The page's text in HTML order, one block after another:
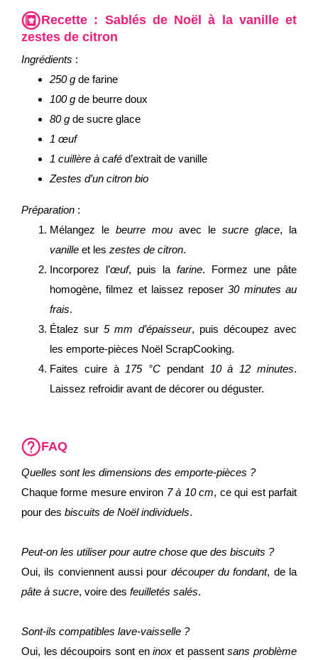
Recette : Sablés de Noël à la vanille et
zestes de citron
Ingrédients :
250 g de farine
100 g de beurre doux
80 g de sucre glace
1 œuf
1 cuillère à café d’extrait de vanille
Zestes d’un citron bio
Préparation :
Mélangez le beurre mou avec le sucre glace, la
vanille et les zestes de citron.
Incorporez l’œuf, puis la farine. Formez une pâte
homogène, filmez et laissez reposer30 minutes au
frais.
Étalez sur5 mm d’épaisseur, puis découpez avec
les emporte-pièces Noël ScrapCooking.
Faites cuire à 175 °C pendant 10 à 12 minutes.
Laissez refroidir avant de décorer ou déguster.
FAQ
Quelles sont les dimensions des emporte-pièces ?
Chaque forme mesure environ 7 à 10 cm, ce qui est parfait
pour des biscuits de Noël individuels.
Peut-on les utiliser pour autre chose que des biscuits ?
Oui, ils conviennent aussi pour découper du fondant, de la
pâte à sucre, voire des feuilletés salés.
Sont-ils compatibles lave-vaisselle ?
Oui, les découpoirs sont eninox et passentsans problème